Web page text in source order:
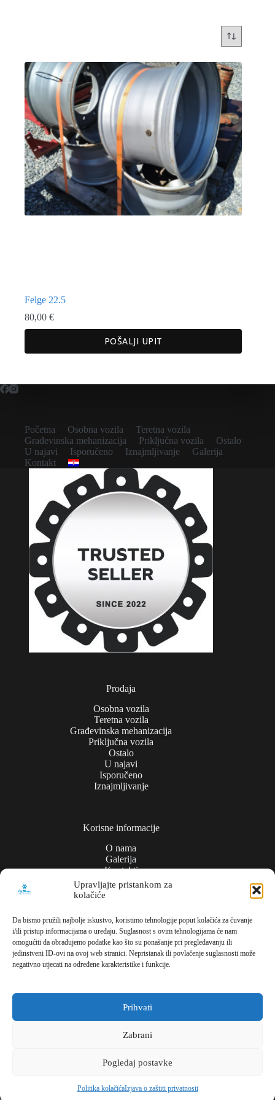
Upravljajte pristankom za
kolačiće
Da bismo pružili najbolje iskustvo, koristimo tehnologije poput kolačića za čuvanje
i/ili pristup informacijama o uređaju. Suglasnost s ovim tehnologijama će nam
omogućiti da obrađujemo podatke kao što su ponašanje pri pregledavanju ili
jedinstveni ID-ovi na ovoj web stranici. Nepristanak ili povlačenje suglasnosti može
negativno utjecati na određene karakteristike i funkcije.
Prihvati
Zabrani
Pogledaj postavke
Politika kolačićaIzjava o zaštiti privatnosti
Felge 22.5
80,00 €
POŠALJI UPIT
Početna Osobna vozila
Teretna vozila
Građevinska mehanizacija
Priključna vozila
Ostalo
U najavi
Isporučeno Iznajmljivanje
Galerija
Kontakt
Prodaja
Osobna vozila
Teretna vozila
Građevinska mehanizacija
Priključna vozila
Ostalo
U najavi
Isporučeno
Iznajmljivanje
Korisne informacije
O nama
Galerija
Kontakti
Politika privatnosti
Kontakt
Meli Commerce
Dužice ul., 1,
Hrvatska
Parking/lager
10410 Mičevec
Copyright © 2026 - MELI COMMERCE | All rights
reserved. | Creating websites: